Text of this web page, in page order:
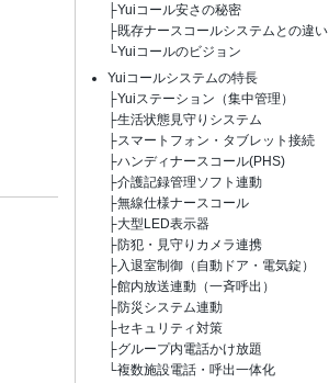
├Yuiコール安さの秘密
├既存ナースコールシステムとの違い
└Yuiコールのビジョン
Yuiコールシステムの特長
├Yuiステーション（集中管理）
├生活状態見守りシステム
├スマートフォン・タブレット接続
├ハンディナースコール(PHS)
├介護記録管理ソフト連動
├無線仕様ナースコール
├大型LED表示器
├防犯・見守りカメラ連携
├ 入退室制御（自動ドア・電気錠）
├館内放送連動（一斉呼出）
├防災システム連動
├セキュリティ対策
├グループ内電話かけ放題
└複数施設電話・呼出一体化